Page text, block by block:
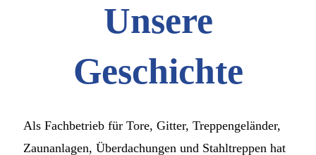
Unsere
Geschichte
Als Fachbetrieb für Tore, Gitter, Treppengeländer,
Zaunanlagen, Überdachungen und Stahltreppen hat